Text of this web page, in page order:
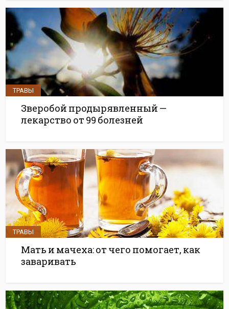
ТРАВЫ
Зверобой продырявленный —
лекарство от 99 болезней
ТРАВЫ
Мать и мачеха: от чего помогает, как
заваривать